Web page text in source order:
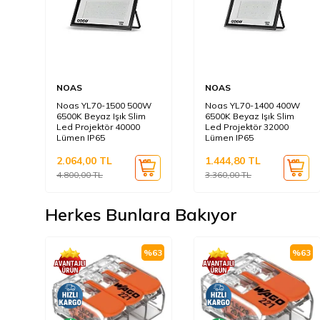
NOAS
Noas YL70-1500 500W
6500K Beyaz Işık Slim
Led Projektör 40000
Lümen IP65
4.800,00TL
2.064,00 TL
NOAS
Noas YL70-1400 400W
6500K Beyaz Işık Slim
Led Projektör 32000
Lümen IP65
3.360,00TL
1.444,80 TL
Herkes Bunlara Bakıyor
%63 %63